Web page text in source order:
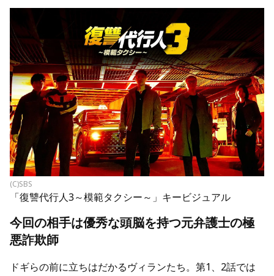
(C)SBS
「復讐代行人3～模範タクシー～」キービジュアル
今回の相手は優秀な頭脳を持つ元弁護士の極
悪詐欺師
ドギらの前に立ちはだかるヴィランたち。第1、2話では